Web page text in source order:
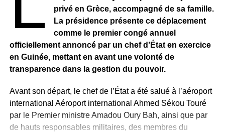
privé en Grèce, accompagné de sa famille.
La présidence présente ce déplacement
comme le premier congé annuel
officiellement annoncé par un chef d’État en exercice
en Guinée, mettant en avant une volonté de
transparence dans la gestion du pouvoir.
Avant son départ, le chef de l’État a été salué à l’aéroport
international Aéroport international Ahmed Sékou Touré
par le Premier ministre Amadou Oury Bah, ainsi que par
de hauts responsables militaires, des membres du